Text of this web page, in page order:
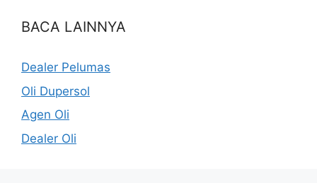
BACA LAINNYA
Dealer Pelumas
Oli Dupersol
Agen Oli
Dealer Oli